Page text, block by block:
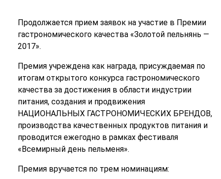
Продолжается прием заявок на участие в Премии
гастрономического качества «Золотой пельнянь —
2017».
Премия учреждена как награда, присуждаемая по
итогам открытого конкурса гастрономического
качества за достижения в области индустрии
питания, создания и продвижения
НАЦИОНАЛЬНЫХ ГАСТРОНОМИЧЕСКИХ БРЕНДОВ,
производства качественных продуктов питания и
проводится ежегодно в рамках фестиваля
«Всемирный день пельменя».
Премия вручается по трем номинациям: